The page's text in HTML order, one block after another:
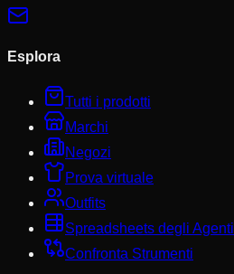
Esplora
Tutti i prodotti
Marchi
Negozi
Prova virtuale
Outfits
Spreadsheets degli Agenti
Confronta Strumenti